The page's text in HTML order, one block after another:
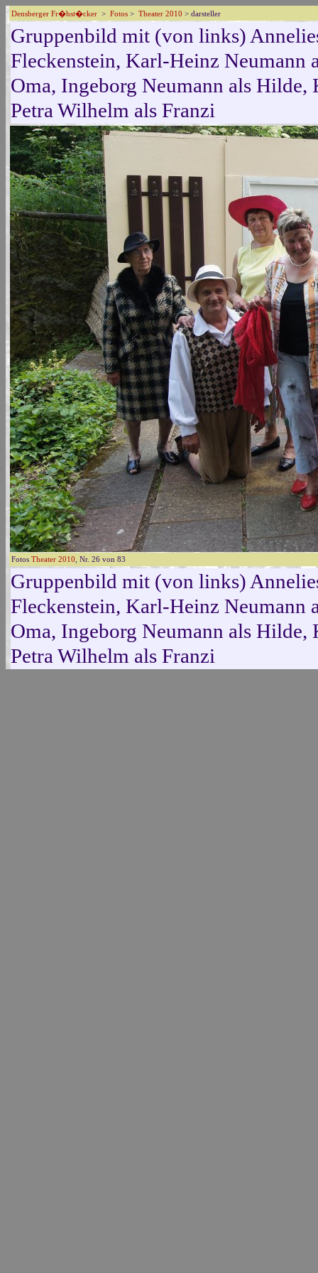
Densberger Fr�hst�cker > Fotos > Theater 2010 > darsteller
Gruppenbild mit (von links)
Fleckenstein, Karl-Heinz Neumann
Oma, Ingeborg Neumann als
Petra Wilhelm als Franzi
Fotos Theater 2010 , Nr. 26 von 83
Gruppenbild mit (von links)
Fleckenstein, Karl-Heinz Neumann
Oma, Ingeborg Neumann als
Petra Wilhelm als Franzi